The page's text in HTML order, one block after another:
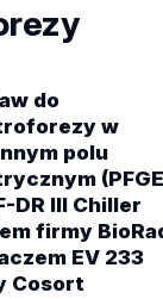
do
w
polu
DR III Chiller
firmy
EV 233
Cosort